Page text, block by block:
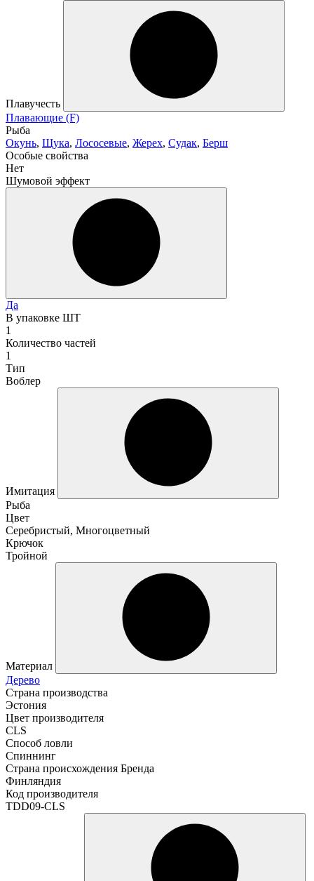
Плавучесть
Плавающие (F)
Рыба
Окунь, Щука, Лососевые, Жерех, Судак, Берш
Особые свойства
Нет
Шумовой эффект
Да
В упаковке ШТ
1
Количество частей
1
Тип
Воблер
Имитация
Рыба
Цвет
Серебристый, Многоцветный
Крючок
Тройной
Материал
Дерево
Страна производства
Эстония
Цвет производителя
CLS
Способ ловли
Спиннинг
Страна происхождения Бренда
Финляндия
Код производителя
TDD09-CLS